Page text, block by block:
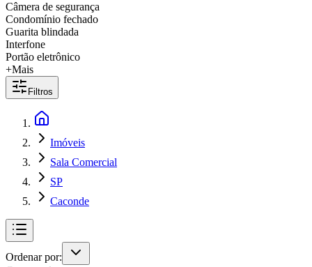
Câmera de segurança
Condomínio fechado
Guarita blindada
Interfone
Portão eletrônico
+Mais
Filtros
Imóveis
Sala Comercial
SP
Caconde
Ordenar por: